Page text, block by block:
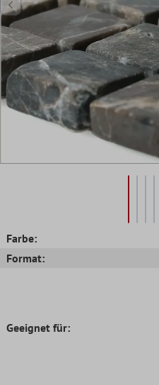
Farbe:
Format:
Geeignet für: